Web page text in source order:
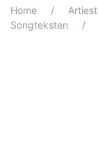
Home
Songteksten